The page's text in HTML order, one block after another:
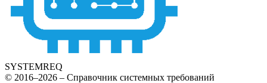
SYSTEMREQ
© 2016–2026 – Справочник системных требований